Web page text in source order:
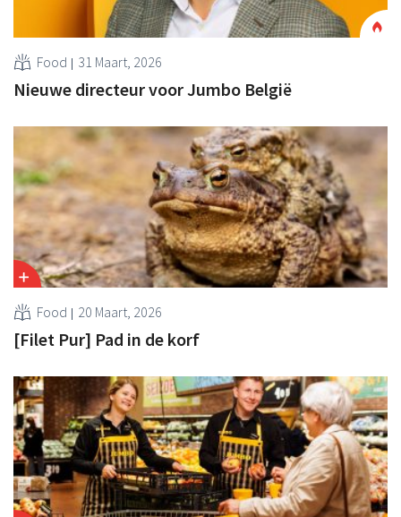
Food 31 Maart, 2026
Nieuwe directeur voor Jumbo België
Food 20 Maart, 2026
[Filet Pur] Pad in de korf